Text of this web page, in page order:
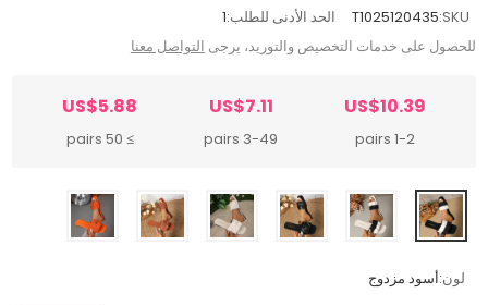
SKU:
T1025120435 الحد الأدنى للطلب:1
للحصول على خدمات التخصيص والتوريد، يرجى التواصل معنا
US$10.39
1-2 pairs
US$7.11
3-49 pairs
US$5.88
≥ 50 pairs
لون:أسود مزدوج